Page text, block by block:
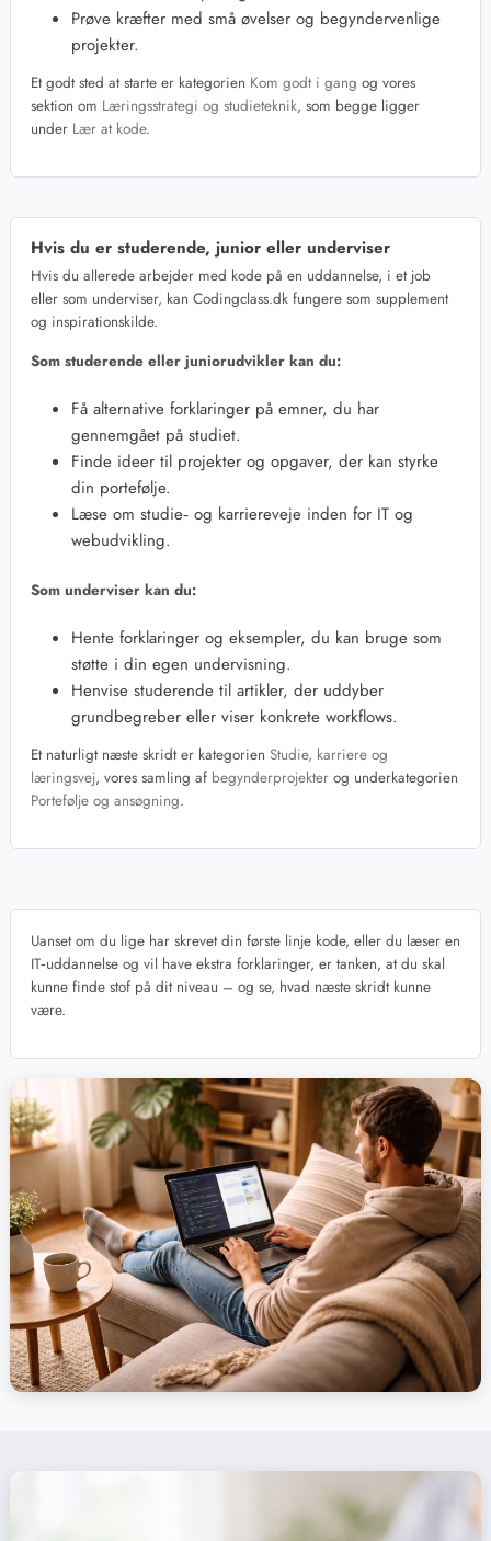
Prøve kræfter med små øvelser og begyndervenlige
projekter.
Et godt sted at starte er kategorien Kom godt i gang og vores
sektion om Læringsstrategi og studieteknik, som begge ligger
under Lær at kode.
Hvis du er studerende, junior eller underviser
Hvis du allerede arbejder med kode på en uddannelse, i et job
eller som underviser, kan Codingclass.dk fungere som supplement
og inspirationskilde.
Som studerende eller juniorudvikler kan du:
Få alternative forklaringer på emner, du har
gennemgået på studiet.
Finde ideer til projekter og opgaver, der kan styrke
din portefølje.
Læse om studie‑ og karriereveje inden for IT og
webudvikling.
Som underviser kan du:
Hente forklaringer og eksempler, du kan bruge som
støtte i din egen undervisning.
Henvise studerende til artikler, der uddyber
grundbegreber eller viser konkrete workflows.
Et naturligt næste skridt er kategorien Studie, karriere og
læringsvej, vores samling af begynderprojekter og underkategorien
Portefølje og ansøgning.
Uanset om du lige har skrevet din første linje kode, eller du læser en
IT‑uddannelse og vil have ekstra forklaringer, er tanken, at du skal
kunne finde stof på dit niveau – og se, hvad næste skridt kunne
være.